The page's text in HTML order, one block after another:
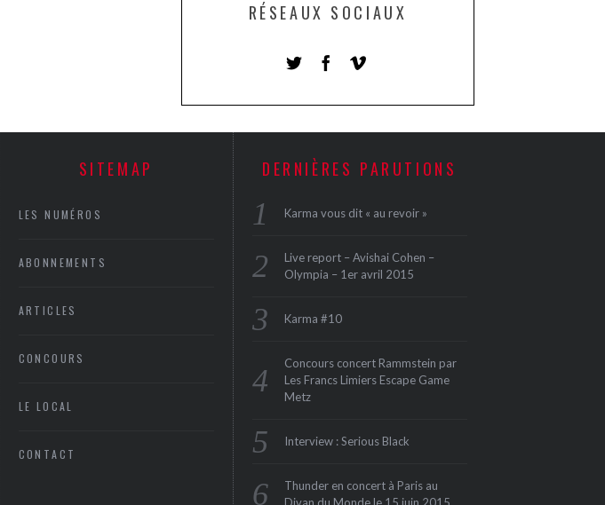
RÉSEAUX SOCIAUX
SITEMAP
LES NUMÉROS
ABONNEMENTS
ARTICLES
CONCOURS
LE LOCAL
CONTACT
DERNIÈRES PARUTIONS
Karma vous dit « au revoir »
Live report – Avishai Cohen –
Olympia – 1er avril 2015
Karma #10
Concours concert Rammstein par
Les Francs Limiers Escape Game
Metz
Interview : Serious Black
Thunder en concert à Paris au
Divan du Monde le 15 juin 2015